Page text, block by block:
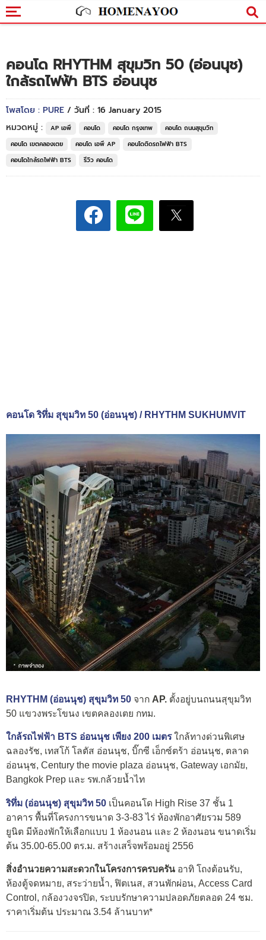
คอนโด RHYTHM สุขุมวิท 50 (อ่อนนุช)
ใกล้รถไฟฟ้า BTS อ่อนนุช
โพสโดย : PURE / วันที่ : 16 January 2015
หมวดหมู่ :
AP เอพี คอนโด คอนโด กรุงเทพ
คอนโด ถนนสุขุมวิท
คอนโด เขตคลองเตย
คอนโด เอพี AP
คอนโดติดรถไฟฟ้า BTS
คอนโดใกล้รถไฟฟ้า BTS
รีวิว คอนโด
คอนโด ริทึ่ม สุขุมวิท 50 (อ่อนนุช) / RHYTHM SUKHUMVIT
RHYTHM (อ่อนนุช) สุขุมวิท 50 จาก AP. ตั้งอยู่บนถนนสุขุมวิท
50 แขวงพระโขนง เขตคลองเตย กทม.
ใกล้รถไฟฟ้า BTS อ่อนนุช เพียง 200 เมตรใกล้ทางด่วนพิเศษ
ฉลองรัช, เทสโก้ โลตัส อ่อนนุช, บิ๊กซี เอ็กซ์ตร้า อ่อนนุช, ตลาด
อ่อนนุช, Century the movie plaza อ่อนนุช, Gateway เอกมัย,
Bangkok Prep และ รพ.กล้วยน้ำไท
ริทึ่ม (อ่อนนุช) สุขุมวิท 50 เป็นคอนโด High Rise 37 ชั้น 1
อาคาร พื้นที่โครงการขนาด 3-3-83 ไร่ ห้องพักอาศัยรวม 589
ยูนิต มีห้องพักให้เลือกแบบ 1 ห้องนอน และ 2 ห้องนอน ขนาดเริ่ม
ต้น 35.00-65.00 ตร.ม. สร้างเสร็จพร้อมอยู่ 2556
สิ่งอำนวยความสะดวกในโครงการครบครัน อาทิ โถงต้อนรับ,
ห้องตู้จดหมาย, สระว่ายน้ำ, ฟิตเนส, สวนพักผ่อน, Access Card
Control, กล้องวงจรปิด, ระบบรักษาความปลอดภัยตลอด 24 ชม.
ราคาเริ่มต้น ประมาณ 3.54 ล้านบาท*